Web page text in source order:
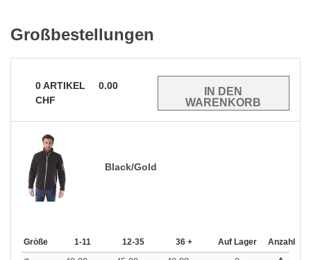
Großbestellungen
0ARTIKEL
0.00
CHF
Black/Gold
Größe 1-11 12-35 36 + Auf Lager Anzahl